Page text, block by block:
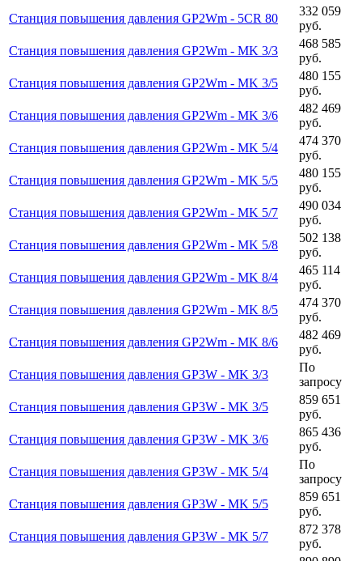
Станция повышения давления GP2Wm - 5CR 80
332 059
руб.
Станция повышения давления GP2Wm - MK 3/3
468 585
руб.
Станция повышения давления GP2Wm - MK 3/5
480 155
руб.
Станция повышения давления GP2Wm - MK 3/6
482 469
руб.
Станция повышения давления GP2Wm - MK 5/4
474 370
руб.
Станция повышения давления GP2Wm - MK 5/5
480 155
руб.
Станция повышения давления GP2Wm - MK 5/7
490 034
руб.
Станция повышения давления GP2Wm - MK 5/8
502 138
руб.
Станция повышения давления GP2Wm - MK 8/4
465 114
руб.
Станция повышения давления GP2Wm - MK 8/5
474 370
руб.
Станция повышения давления GP2Wm - MK 8/6
482 469
руб.
Станция повышения давления GP3W - MK 3/3
По
запросу
Станция повышения давления GP3W - MK 3/5
859 651
руб.
Станция повышения давления GP3W - MK 3/6
865 436
руб.
Станция повышения давления GP3W - MK 5/4
По
запросу
Станция повышения давления GP3W - MK 5/5
859 651
руб.
Станция повышения давления GP3W - MK 5/7
872 378
руб.